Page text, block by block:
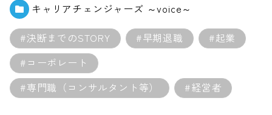
キャリアチェンジャーズ ～voice～
#決断までのSTORY
#早期退職
#起業
#コーポレート
#専門職（コンサルタント等）
#経営者